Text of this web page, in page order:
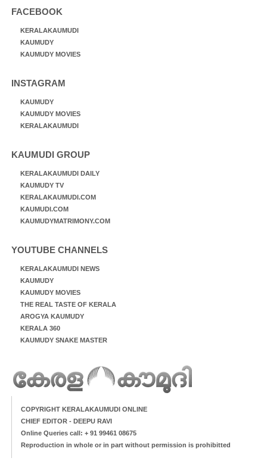
FACEBOOK
KERALAKAUMUDI
KAUMUDY
KAUMUDY MOVIES
INSTAGRAM
KAUMUDY
KAUMUDY MOVIES
KERALAKAUMUDI
KAUMUDI GROUP
KERALAKAUMUDI DAILY
KAUMUDY TV
KERALAKAUMUDI.COM
KAUMUDI.COM
KAUMUDYMATRIMONY.COM
YOUTUBE CHANNELS
KERALAKAUMUDI NEWS
KAUMUDY
KAUMUDY MOVIES
THE REAL TASTE OF KERALA
AROGYA KAUMUDY
KERALA 360
KAUMUDY SNAKE MASTER
COPYRIGHT KERALAKAUMUDI ONLINE
CHIEF EDITOR - DEEPU RAVI
Online Queries call: + 91 99461 08675
Reproduction in whole or in part without permission is prohibitted